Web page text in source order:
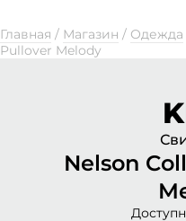
Главная / Магазин / Одежда
Pullover Melody
Nelson